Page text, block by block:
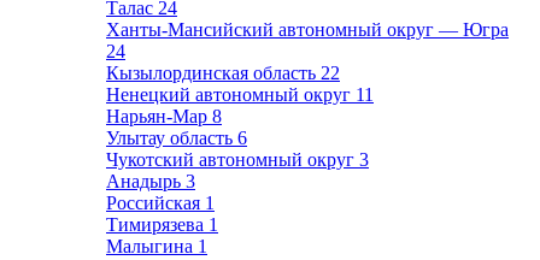
Талас 24
Ханты-Мансийский автономный округ — Югра
24
Кызылординская область 22
Ненецкий автономный округ 11
Нарьян-Мар 8
Улытау область 6
Чукотский автономный округ 3
Анадырь 3
Российская 1
Тимирязева 1
Малыгина 1